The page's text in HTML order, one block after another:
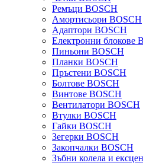
Ремъци BOSCH
Амортисьори BOSCH
Адаптори BOSCH
Електронни блокове
Пиньони BOSCH
Планки BOSCH
Пръстени BOSCH
Болтове BOSCH
Винтове BOSCH
Вентилатори BOSCH
Втулки BOSCH
Гайки BOSCH
Зегерки BOSCH
Закопчалки BOSCH
Зъбни колела и